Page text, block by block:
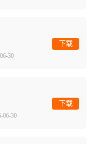
30
下载
06-30
下载